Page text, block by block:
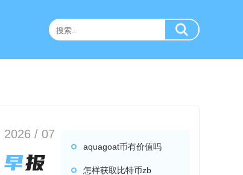
2026 / 07
aquagoat币有价值吗
怎样获取比特币zb